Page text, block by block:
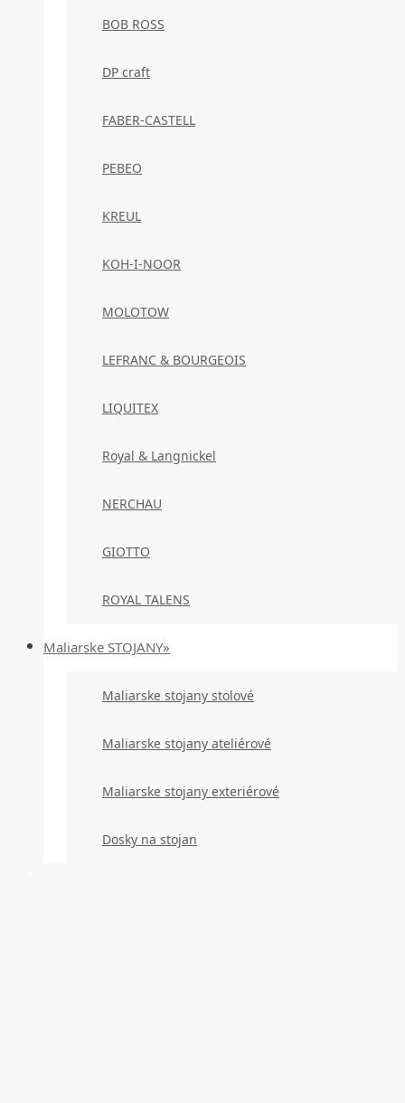
BOB ROSS
DP craft
FABER-CASTELL
PEBEO
KREUL
KOH-I-NOOR
MOLOTOW
LEFRANC & BOURGEOIS
LIQUITEX
Royal & Langnickel
NERCHAU
GIOTTO
ROYAL TALENS
Maliarske STOJANY»
Maliarske stojany stolové
Maliarske stojany ateliérové
Maliarske stojany exteriérové
Dosky na stojan